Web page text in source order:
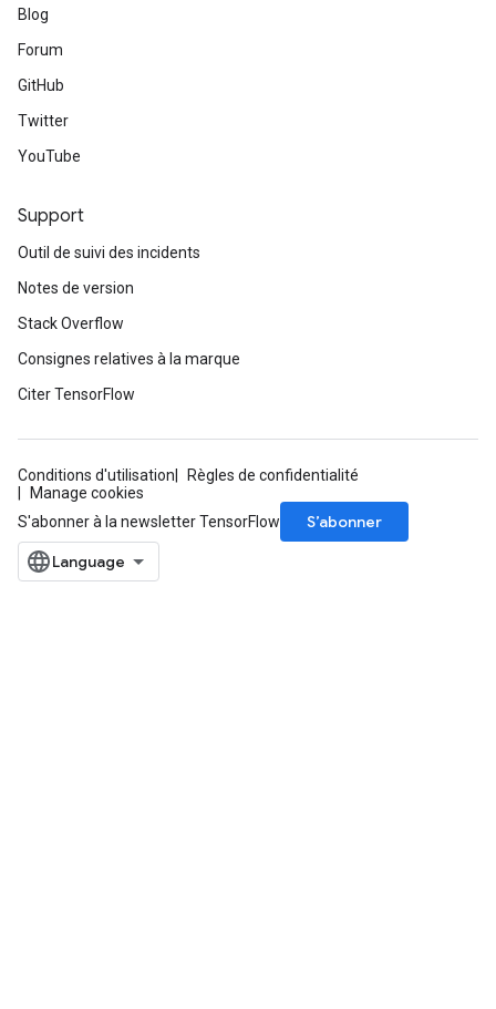
Blog
Forum
GitHub
Twitter
YouTube
Support
Outil de suivi des incidents
Notes de version
Stack Overflow
Consignes relatives à la marque
Citer TensorFlow
Conditions d'utilisation
Règles de confidentialité
Manage cookies
S'abonner à la newsletter TensorFlow
S’abonner